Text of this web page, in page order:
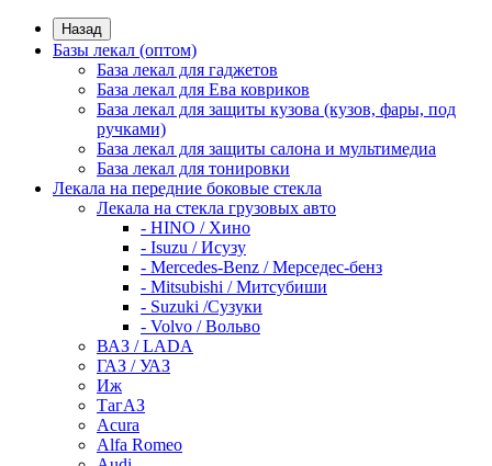
Назад
Базы лекал (оптом)
База лекал для гаджетов
База лекал для Ева ковриков
База лекал для защиты кузова (кузов, фары, под
ручками)
База лекал для защиты салона и мультимедиа
База лекал для тонировки
Лекала на передние боковые стекла
Лекала на стекла грузовых авто
- HINO / Хино
- Isuzu / Исузу
- Mercedes-Benz / Мерседес-бенз
- Mitsubishi / Митсубиши
- Suzuki /Сузуки
- Volvo / Вольво
ВАЗ / LADA
ГАЗ / УАЗ
Иж
ТагАЗ
Acura
Alfa Romeo